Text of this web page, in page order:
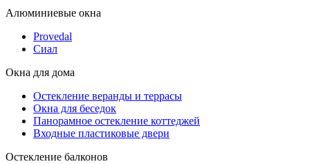
Алюминиевые окна
Provedal
Сиал
Окна для дома
Остекление веранды и террасы
Окна для беседок
Панорамное остекление коттеджей
Входные пластиковые двери
Остекление балконов